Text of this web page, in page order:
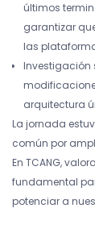
últimos
garantizar
las
Investigación
arquitectura
La jornada
común por
En TCANG,
fundamental
potenciar a